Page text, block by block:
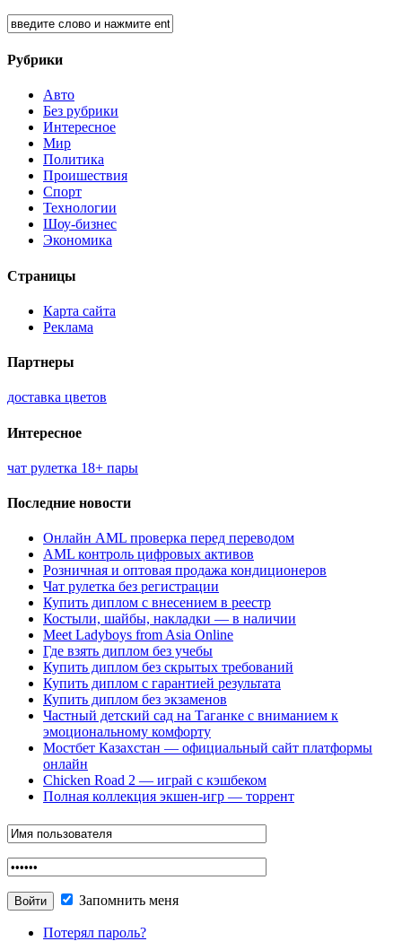
Рубрики
Авто
Без рубрики
Интересное
Мир
Политика
Проишествия
Спорт
Технологии
Шоу-бизнес
Экономика
Страницы
Карта сайта
Реклама
Партнеры
доставка цветов
Интересное
чат рулетка 18+ пары
Последние новости
Онлайн AML проверка перед переводом
AML контроль цифровых активов
Розничная и оптовая продажа кондиционеров
Чат рулетка без регистрации
Купить диплом с внесением в реестр
Костыли, шайбы, накладки — в наличии
Meet Ladyboys from Asia Online
Где взять диплом без учебы
Купить диплом без скрытых требований
Купить диплом с гарантией результата
Купить диплом без экзаменов
Частный детский сад на Таганке с вниманием к
эмоциональному комфорту
Мостбет Казахстан — официальный сайт платформы
онлайн
Chicken Road 2 — играй с кэшбеком
Полная коллекция экшен-игр — торрент
Запомнить меня
Потерял пароль?